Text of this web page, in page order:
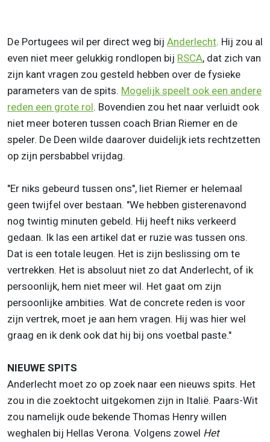
De Portugees wil per direct weg bij Anderlecht. Hij zou al
even niet meer gelukkig rondlopen bij RSCA, dat zich van
zijn kant vragen zou gesteld hebben over de fysieke
parameters van de spits. Mogelijk speelt ook een andere
reden een grote rol. Bovendien zou het naar verluidt ook
niet meer boteren tussen coach Brian Riemer en de
speler. De Deen wilde daarover duidelijk iets rechtzetten
op zijn persbabbel vrijdag.
"Er niks gebeurd tussen ons", liet Riemer er helemaal
geen twijfel over bestaan. "We hebben gisterenavond
nog twintig minuten gebeld. Hij heeft niks verkeerd
gedaan. Ik las een artikel dat er ruzie was tussen ons.
Dat is een totale leugen. Het is zijn beslissing om te
vertrekken. Het is absoluut niet zo dat Anderlecht, of ik
persoonlijk, hem niet meer wil. Het gaat om zijn
persoonlijke ambities. Wat de concrete reden is voor
zijn vertrek, moet je aan hem vragen. Hij was hier wel
graag en ik denk ook dat hij bij ons voetbal paste."
NIEUWE SPITS
Anderlecht moet zo op zoek naar een nieuws spits. Het
zou in die zoektocht uitgekomen zijn in Italië. Paars-Wit
zou namelijk oude bekende Thomas Henry willen
weghalen bij Hellas Verona. Volgens zowel Het